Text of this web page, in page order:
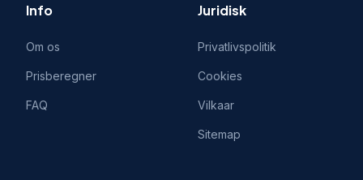
Info
Om os
Prisberegner
FAQ
Juridisk
Privatlivspolitik
Cookies
Vilkaar
Sitemap